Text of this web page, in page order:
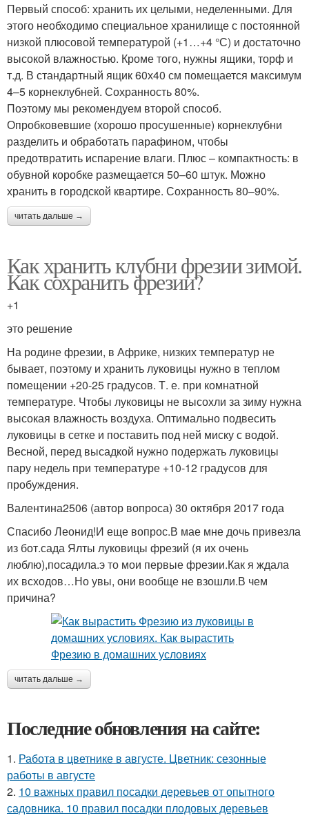
Первый способ: хранить их целыми, неделенными. Для
этого необходимо специальное хранилище с постоянной
низкой плюсовой температурой (+1…+4 °С) и достаточно
высокой влажностью. Кроме того, нужны ящики, торф и
т.д. В стандартный ящик 60х40 см помещается максимум
4–5 корнеклубней. Сохранность 80%.
Поэтому мы рекомендуем второй способ.
Опробковевшие (хорошо просушенные) корнеклубни
разделить и обработать парафином, чтобы
предотвратить испарение влаги. Плюс – компактность: в
обувной коробке размещается 50–60 штук. Можно
хранить в городской квартире. Сохранность 80–90%.
читать дальше →
Как хранить клубни фрезии зимой.
Как сохранить фрезии?
+1
это решение
На родине фрезии, в Африке, низких температур не
бывает, поэтому и хранить луковицы нужно в теплом
помещении +20-25 градусов. Т. е. при комнатной
температуре. Чтобы луковицы не высохли за зиму нужна
высокая влажность воздуха. Оптимально подвесить
луковицы в сетке и поставить под ней миску с водой.
Весной, перед высадкой нужно подержать луковицы
пару недель при температуре +10-12 градусов для
пробуждения.
Валентина2506 (автор вопроса) 30 октября 2017 года
Спасибо Леонид!И еще вопрос.В мае мне дочь привезла
из бот.сада Ялты луковицы фрезий (я их очень
люблю),посадила.э то мои первые фрезии.Как я ждала
их всходов…Но увы, они вообще не взошли.В чем
причина?
читать дальше →
Последние обновления на сайте:
1. Работа в цветнике в августе. Цветник: сезонные
работы в августе
2. 10 важных правил посадки деревьев от опытного
садовника. 10 правил посадки плодовых деревьев